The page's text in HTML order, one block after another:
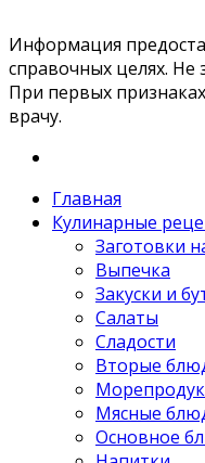
Информация
справочных целях. Не
При первых
врачу.
Главная
Кулинарные
Заготовки
Выпечка
Закуски и
Салаты
Сладости
Вторые
Мясные
Основное